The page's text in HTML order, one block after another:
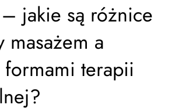
jakie są różnice
masażem a
terapii